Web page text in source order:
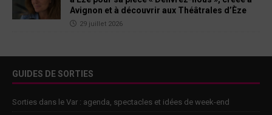
Avignon et à découvrir aux Théâtrales d’Èze
29 juillet 2026
GUIDES DE SORTIES
Sorties dans le Var : agenda, spectacles et idées de week-end